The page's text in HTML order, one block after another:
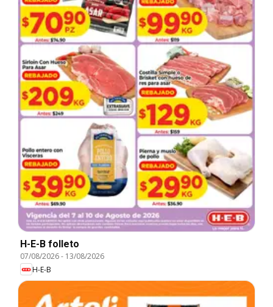
H-E-B folleto
07/08/2026- 13/08/2026
H-E-B